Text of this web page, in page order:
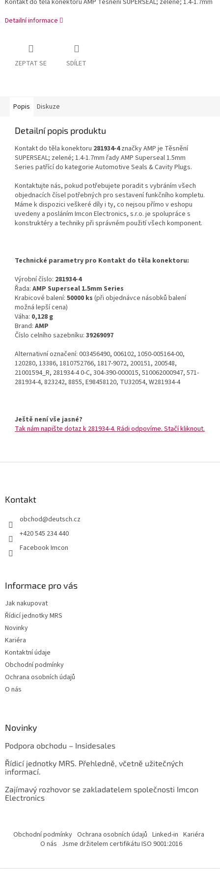
Kontakt do těla konektoru AMP Těsnění SUPERSEAL; zelené; 1.4-1.7mm
Detailní informace
ZEPTAT SE SDÍLET
Popis Diskuze
Detailní popis produktu
Kontakt do těla konektoru 281934-4značky AMP je Těsnění
SUPERSEAL; zelené; 1.4-1.7mm řady AMP Superseal 1.5mm
Series patřící do kategorie Automotive Seals & Cavity Plugs.
Kontaktujte nás, pokud potřebujete poradit s vybráním všech
objednacích čísel potřebných pro sestavení funkčního kompletu.
Máme k dispozici veškeré díly i ty, co nejsou přímo v eshopu
uvedeny a posláním Imcon Electronics, s.r.o. je spolupráce s
konstruktéry a techniky při správném použití všech komponent.
Technické parametry pro Kontakt do těla konektoru:
Výrobní číslo: 281934-4
Řada: AMP Superseal 1.5mm Series
Krabicové balení: 50000 ks (při objednávce násobků balení
možná lepší cena)
Váha: 0,128 g
Brand: AMP
Číslo celního sazebníku: 39269097
Alternativní označení: 003456490, 006102, 1050-005164-00,
120280, 13386, 1810752766, 1817-9072, 200151, 200548,
21001594_R, 281934-4 0-C, 304-390-000015, 510062000947, 571-
281934-4, 823242, 8855, E98458120, TU32054, W281934-4
Ještě není vše jasné?
Tak nám napište dotaz k 281934-4. Rádi odpovíme. Stačí kliknout.
Kontakt
obchod@deutsch.cz
+420 545 234 440
Facebook Imcon
Informace pro vás
Jak nakupovat
Řídicí jednotky MRS
Novinky
Kariéra
Kontaktní údaje
Obchodní podmínky
Ochrana osobních údajů
O nás
Novinky
Podpora obchodu – Insidesales
Řídicí jednotky MRS. Přehledně, včetně užitečných
informací.
Zajímavý rozhovor se zakladatelem společnosti Imcon
Electronics
Obchodní podmínky Ochrana osobních údajů Linked-in Kariéra
O nás Jsme držitelem certifikátu ISO 9001:2016